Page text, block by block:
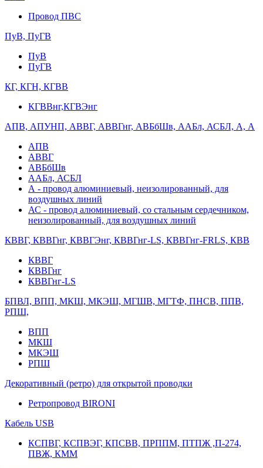
Провод ПВС
ПуВ, ПуГВ
ПуВ
ПуГВ
КГ, КГН, КГВВ
КГВВнг,КГВЭнг
АПВ, АПУНП, АВВГ, АВВГнг, АВБбШв, ААБл, АСБЛ, А, А
АПВ
АВВГ
АВБбШв
ААБл, АСБЛ
А - провод алюминиевый, неизолированный, для
воздушных линий
АС - провод алюминиевый, со стальным сердечником,
неизолированный, для воздушных линий
КВВГ, КВВГнг, КВВГЭнг, КВВГнг-LS, КВВГнг-FRLS, КВВ
КВВГ
КВВГнг
КВВГнг-LS
БПВЛ, ВПП, МКШ, МКЭШ, МГШВ, МГТФ, ПНСВ, ППВ,
РПШ,
ВПП
МКШ
МКЭШ
РПШ
Декоративный (ретро) для открытой проводки
Ретропровод BIRONI
Кабель USB
КСПВГ, КСПВЭГ, КПСВВ, ПРППМ, ПТПЖ ,П-274,
ПВЖ, КММ